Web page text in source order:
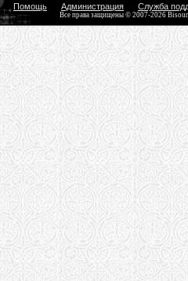
Помощь Администрация Служба
Все права защищены © 2007-2026